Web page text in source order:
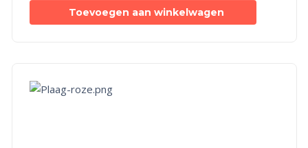
Toevoegen aan winkelwagen